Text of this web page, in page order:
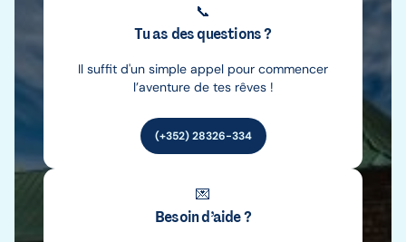
📞
Tu as des questions ?
Il suffit d'un simple appel pour commencer
l’aventure de tes rêves !
(+352) 28326-334
💌
Besoin d’aide ?